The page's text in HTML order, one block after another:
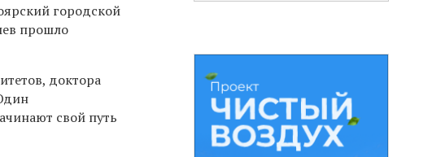
городской
прошло
доктора
свой путь